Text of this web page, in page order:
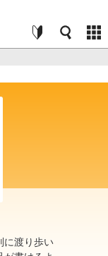
に渡り歩い